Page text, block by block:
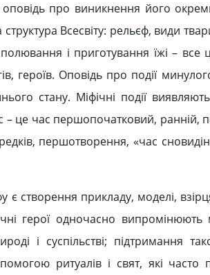
про виникнення його
Всесвіту: рельєф, види
полювання і приготування їжі – все
героїв. Оповідь про події
стану. Міфічні події
– це час першопочатковий,
першотворення, «час
є створення прикладу, моделі,
герої одночасно випромінюють
і суспільстві; підтримання
ритуалів і свят, які часто